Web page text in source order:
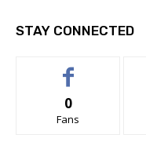
STAY CONNECTED
0
Fans